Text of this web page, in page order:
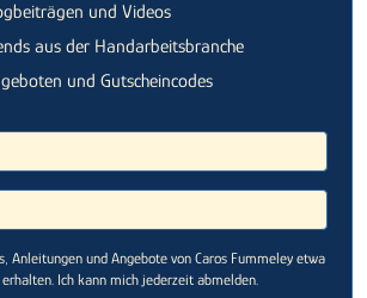
und Videos
aus der Handarbeitsbranche
und Gutscheincodes
Anleitungen und Angebote von Caros Fummeley etwa
Ich kann mich jederzeit abmelden.